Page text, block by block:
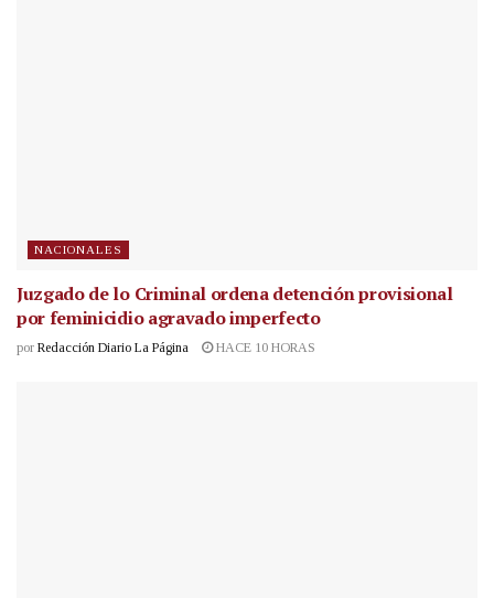
NACIONALES
Juzgado de lo Criminal ordena detención provisional
por feminicidio agravado imperfecto
por Redacción Diario La Página HACE 10 HORAS